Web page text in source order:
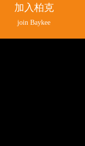
加入柏克
join Baykee